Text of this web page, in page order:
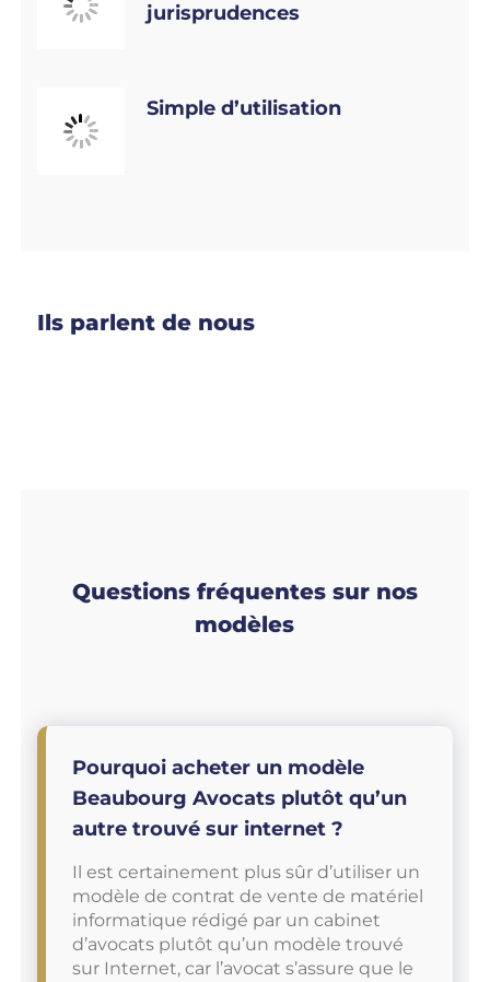
jurisprudences
Simple d’utilisation
Ils parlent de nous
Questions fréquentes sur nos
modèles
Pourquoi acheter un modèle
Beaubourg Avocats plutôt qu’un
autre trouvé sur internet ?
Il est certainement plus sûr d’utiliser un
modèle de contrat de vente de matériel
informatique rédigé par un cabinet
d’avocats plutôt qu’un modèle trouvé
sur Internet, car l’avocat s’assure que le